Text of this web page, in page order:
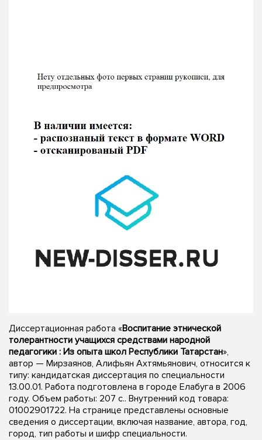
Диссертационная работа «Воспитание этнической
толерантности учащихся средствами народной
педагогики : Из опыта школ Республики Татарстан»,
автор — Мирзаянов, Алифьян Ахтямьянович, относится к
типу: кандидатская диссертация по специальности
13.00.01. Работа подготовлена в городе Елабуга в 2006
году. Объем работы: 207 с.. Внутренний код товара:
01002901722. На странице представлены основные
сведения о диссертации, включая название, автора, год,
город, тип работы и шифр специальности.